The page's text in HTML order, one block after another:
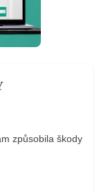
způsobila škody